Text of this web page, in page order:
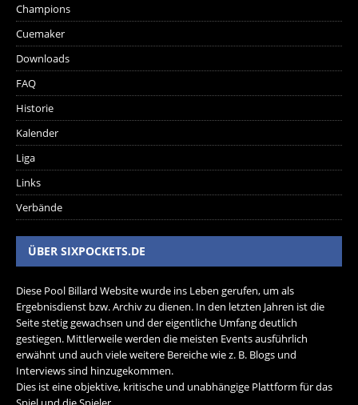
Champions
Cuemaker
Downloads
FAQ
Historie
Kalender
Liga
Links
Verbände
ÜBER SIXPOCKETS.DE
Diese Pool Billard Website wurde ins Leben gerufen, um als
Ergebnisdienst bzw. Archiv zu dienen. In den letzten Jahren ist die
Seite stetig gewachsen und der eigentliche Umfang deutlich
gestiegen. Mittlerweile werden die meisten Events ausführlich
erwähnt und auch viele weitere Bereiche wie z. B. Blogs und
Interviews sind hinzugekommen.
Dies ist eine objektive, kritische und unabhängige Plattform für das